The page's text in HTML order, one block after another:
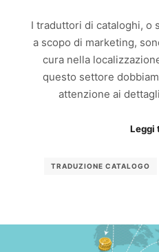
I traduttori di cataloghi, o
a scopo di marketing,
cura nella
questo settore
attenzione ai
Leggi
TRADUZIONE CATALOGO